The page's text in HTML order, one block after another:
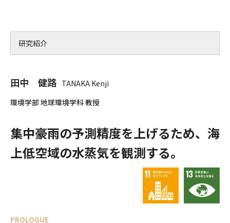
研究紹介
田中 健路 TANAKA Kenji
環境学部 地球環境学科 教授
集中豪雨の予測精度を上げるため、 海
上低空域の水蒸気を観測する。
PROLOGUE